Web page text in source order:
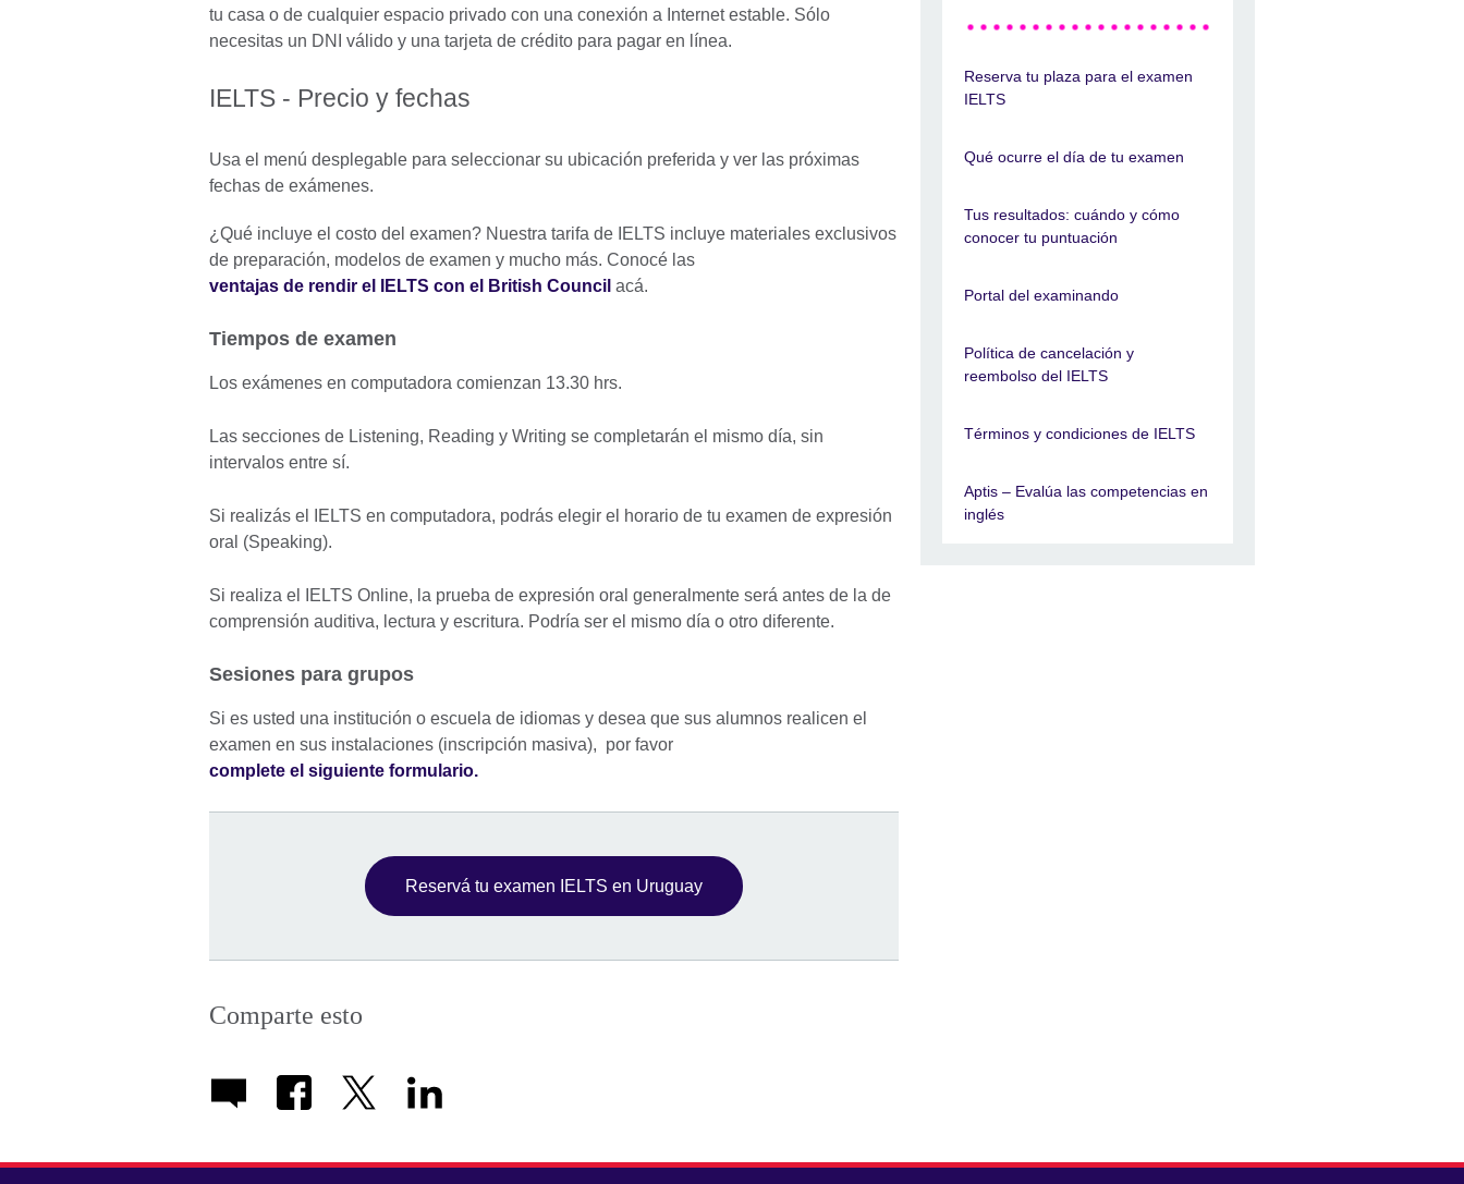
tu casa o de cualquier espacio privado con una conexión a Internet estable. Sólo
necesitas un DNI válido y una tarjeta de crédito para pagar en línea.
IELTS - Precio y fechas
Usa el menú desplegable para seleccionar su ubicación preferida y ver las próximas
fechas de exámenes.
¿Qué incluye el costo del examen? Nuestra tarifa de IELTS incluye materiales exclusivos
de preparación, modelos de examen y mucho más. Conocé las
ventajas de rendir el IELTS con el British Council acá.
Tiempos de examen
Los exámenes en computadora comienzan 13.30 hrs.
Las secciones de Listening, Reading y Writing se completarán el mismo día, sin
intervalos entre sí.
Si realizás el IELTS en computadora, podrás elegir el horario de tu examen de expresión
oral (Speaking).
Si realiza el IELTS Online, la prueba de expresión oral generalmente será antes de la de
comprensión auditiva, lectura y escritura. Podría ser el mismo día o otro diferente.
Sesiones para grupos
Si es usted una institución o escuela de idiomas y desea que sus alumnos realicen el
examen en sus instalaciones (inscripción masiva), por favor
complete el siguiente formulario.
Reservá tu examen IELTS en Uruguay
Comparte esto
Reserva tu plaza para el examen
IELTS
Qué ocurre el día de tu examen
Tus resultados: cuándo y cómo
conocer tu puntuación
Portal del examinando
Política de cancelación y
reembolso del IELTS
Términos y condiciones de IELTS
Aptis – Evalúa las competencias en
inglés